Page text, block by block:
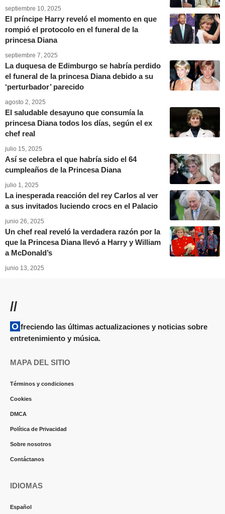
septiembre 10, 2025
El príncipe Harry reveló el momento en que
rompió el protocolo en el funeral de la
princesa Diana
septiembre 7, 2025
La duquesa de Edimburgo se habría perdido
el funeral de la princesa Diana debido a su
‘perturbador’ parecido
agosto 2, 2025
El saludable desayuno que consumía la
princesa Diana todos los días, según el ex
chef real
julio 15, 2025
Así se celebra el que habría sido el 64
cumpleaños de la Princesa Diana
julio 1, 2025
La inesperada reacción del rey Carlos al ver
a sus invitados luciendo crocs en el Palacio
junio 26, 2025
Un chef real reveló la verdadera razón por la
que la Princesa Diana llevó a Harry y William
a McDonald’s
junio 13, 2025
//
Ofreciendo las últimas actualizaciones y noticias sobre
entretenimiento y música.
MAPA DEL SITIO
Términos y condiciones
Cookies
DMCA
Política de Privacidad
Sobre nosotros
Contáctanos
IDIOMAS
Español